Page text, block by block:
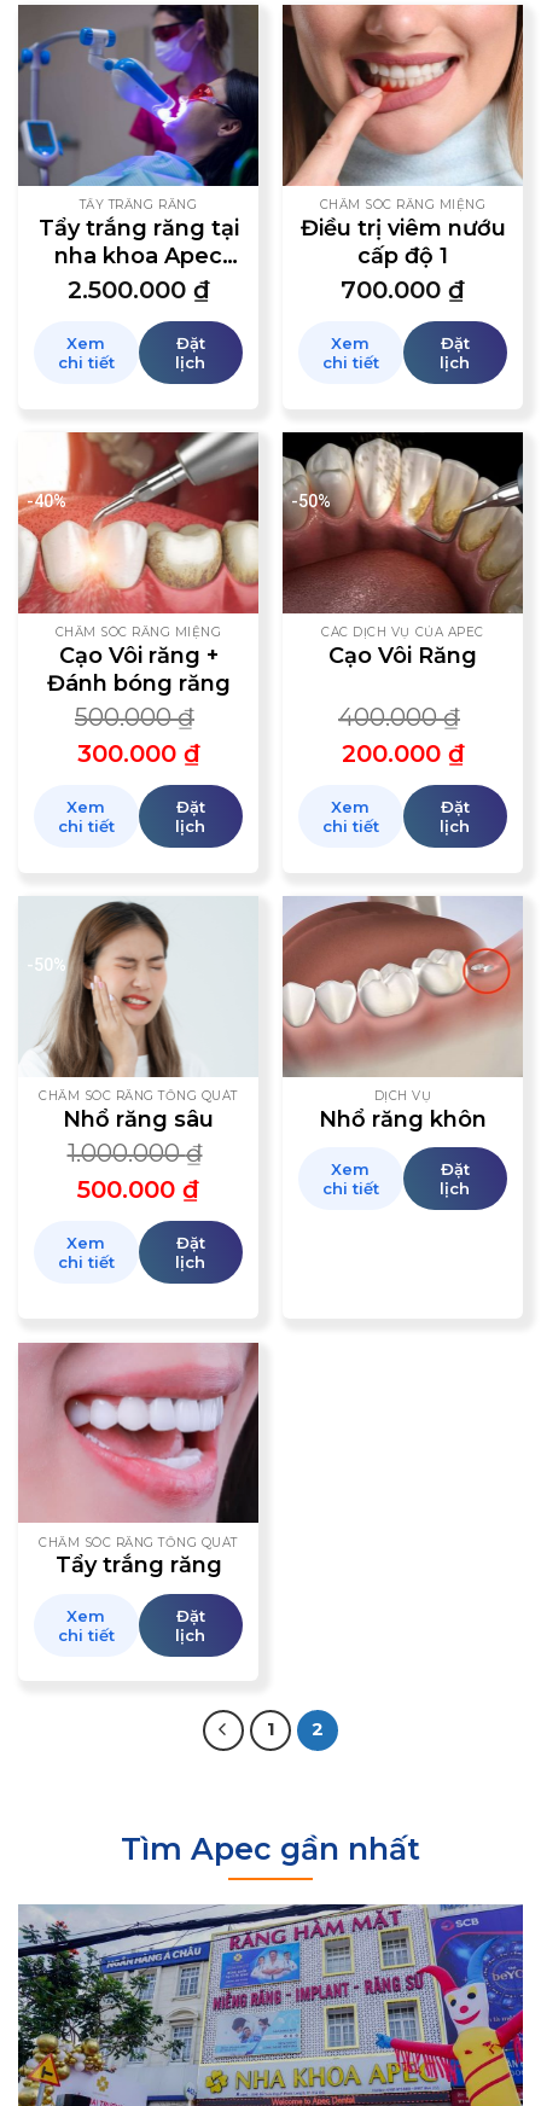
TẨY TRẮNG RĂNG
Tẩy trắng răng tại
nha khoa Apec
bằng đèn laser
Whiterning
2.500.000 ₫
Xem
chi tiết
Đặt
lịch
CHĂM SÓC RĂNG MIỆNG
Điều trị viêm nướu
cấp độ 1
700.000 ₫
Xem
chi tiết
Đặt
lịch
-40%
CHĂM SÓC RĂNG MIỆNG
Cạo Vôi răng +
Đánh bóng răng
500.000₫
300.000 ₫
Xem
chi tiết
Đặt
lịch
-50%
CÁC DỊCH VỤ CỦA APEC
Cạo Vôi Răng
400.000₫
200.000 ₫
Xem
chi tiết
Đặt
lịch
-50%
CHĂM SÓC RĂNG TỔNG QUÁT
Nhổ răng sâu
1.000.000₫
500.000 ₫
Xem
chi tiết
Đặt
lịch
DỊCH VỤ
Nhổ răng khôn
Xem
chi tiết
Đặt
lịch
CHĂM SÓC RĂNG TỔNG QUÁT
Tẩy trắng răng
Xem
chi tiết
Đặt
lịch
1 2
Tìm Apec gần nhất